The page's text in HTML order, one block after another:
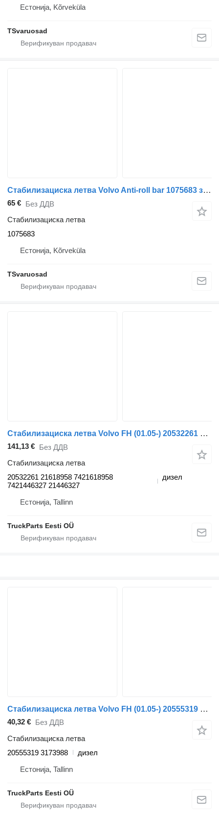
Естонија, Kõrveküla
TSvaruosad
Стабилизациска летва Volvo Anti-roll bar 1075683 за камион влекач Volvo FH12
65 € Без ДДВ
Стабилизациска летва
1075683
Естонија, Kõrveküla
TSvaruosad
Стабилизациска летва Volvo FH (01.05-) 20532261 за камион влекач Volvo FH12, FH16, NH12, FH, VNL780 (1993-2014)
141,13 € Без ДДВ
Стабилизациска летва
20532261 21618958 7421618958
7421446327 21446327
дизел
Естонија, Tallinn
TruckParts Eesti OÜ
Стабилизациска летва Volvo FH (01.05-) 20555319 3173988 за камион влекач Volvo FH12, FH16, NH12, FH, VNL780 (1993-2014)
40,32 €
Без ДДВ
Стабилизациска летва
20555319 3173988
дизел
Естонија, Tallinn
TruckParts Eesti OÜ